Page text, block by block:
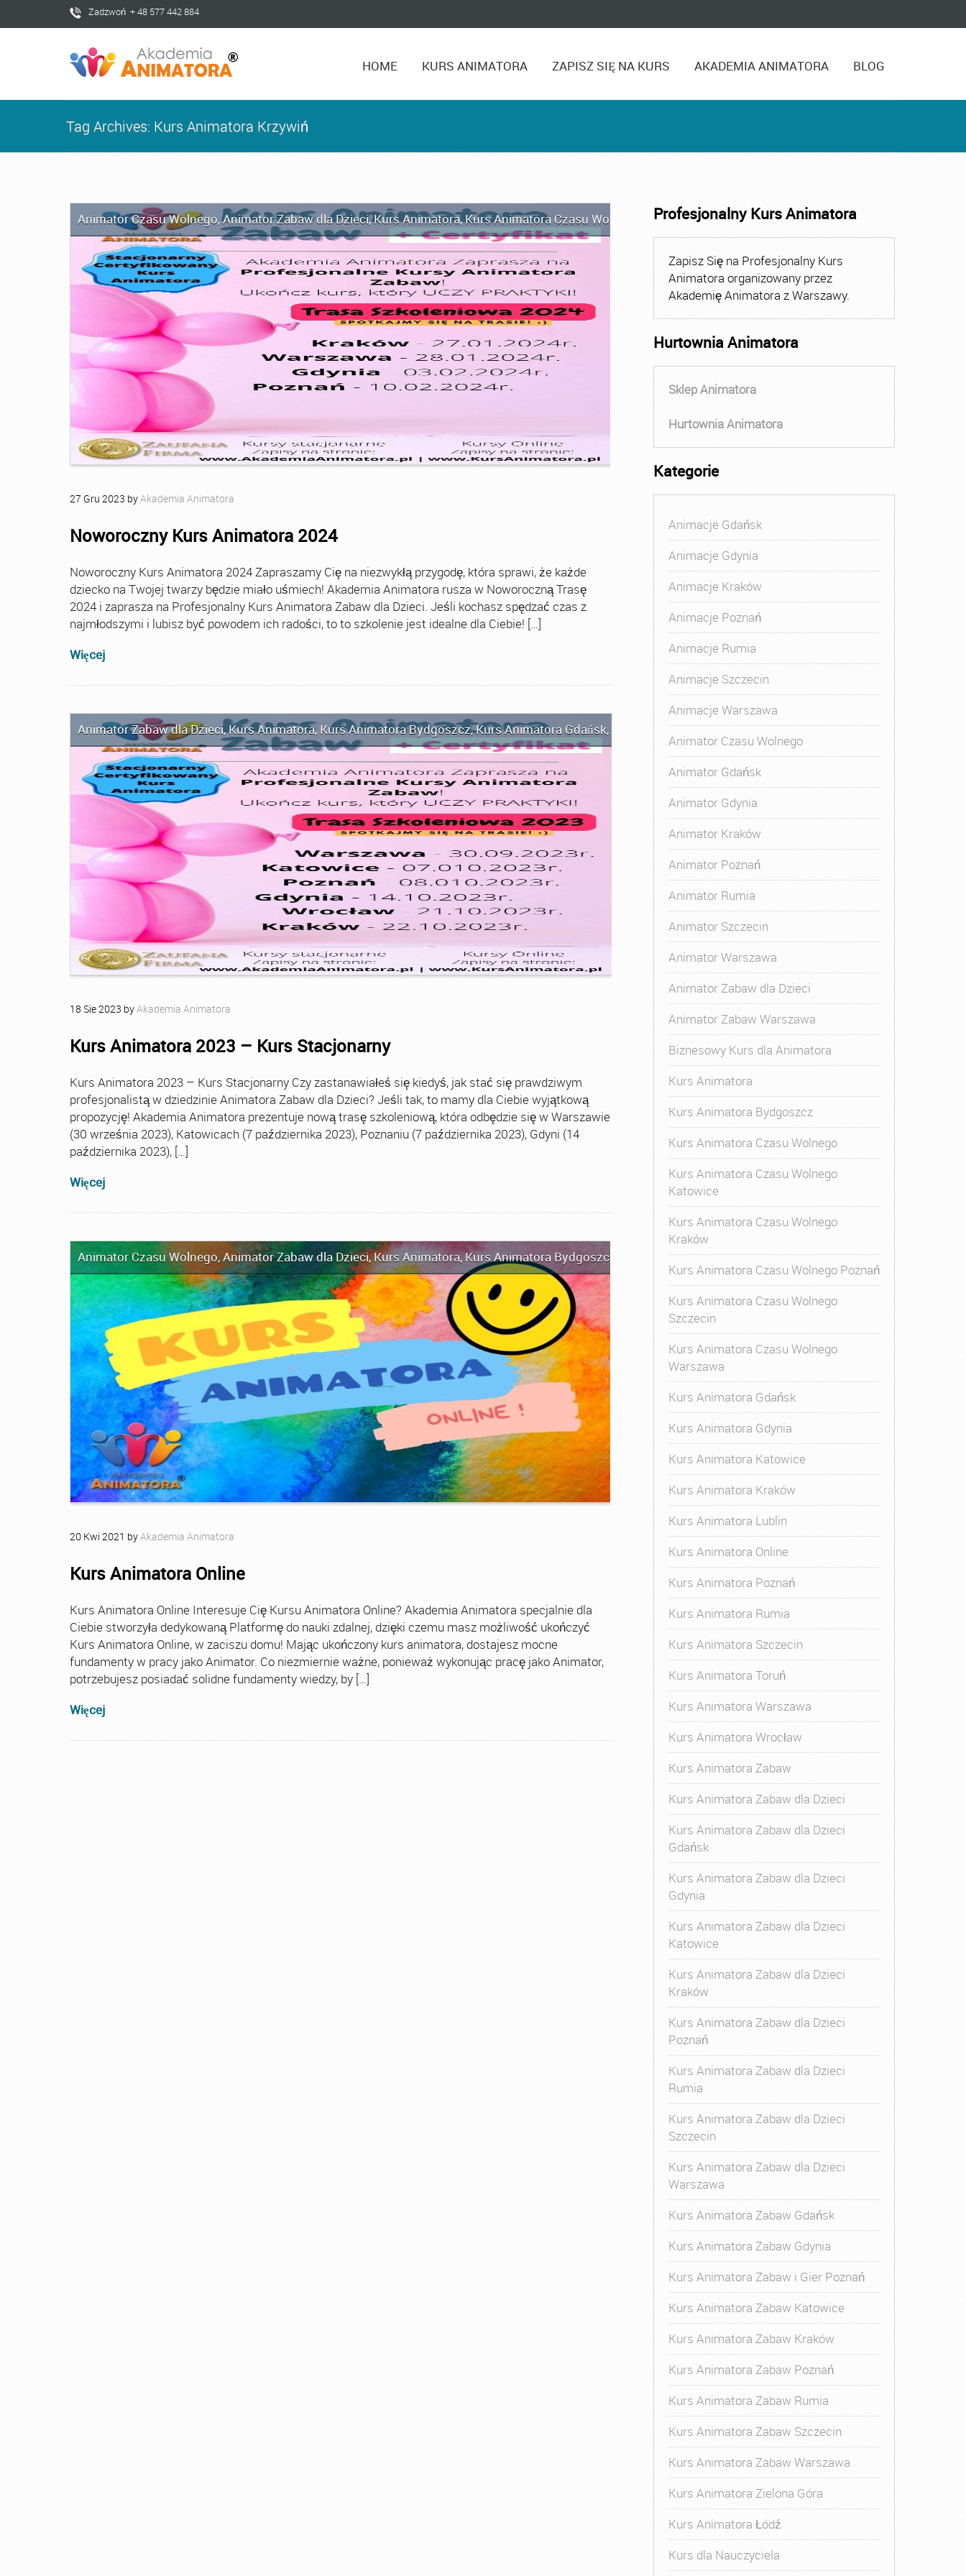
Zadzwoń + 48 577 442 884
HOME KURS ANIMATORA ZAPISZ SIĘ NA KURS AKADEMIA ANIMATORA BLOG
Tag Archives: Kurs Animatora Krzywiń
Animator Czasu Wolnego,Animator Zabaw dla Dzieci,Kurs Animatora,Kurs Animatora Czasu Wolnego Kurs Animatora Czasu Wolnego Warszawa
27 Gru 2023 byAkademia Animatora
Noworoczny Kurs Animatora 2024
Noworoczny Kurs Animatora 2024 Zapraszamy Cię na niezwykłą przygodę, która sprawi, że każde
dziecko na Twojej twarzy będzie miało uśmiech! Akademia Animatora rusza w Noworoczną Trasę
2024 i zaprasza na Profesjonalny Kurs Animatora Zabaw dla Dzieci. Jeśli kochasz spędzać czas z
najmłodszymi i lubisz być powodem ich radości, to to szkolenie jest idealne dla Ciebie! […]
Więcej
Animator Zabaw dla Dzieci,Kurs Animatora, Kurs Animatora Bydgoszcz,Kurs Animatora Gdańsk, Kurs Animatora Gdynia,Kurs Animatora Katowice
18 Sie2023 byAkademia Animatora
Kurs Animatora 2023 – Kurs Stacjonarny
Kurs Animatora 2023 – Kurs Stacjonarny Czy zastanawiałeś się kiedyś, jak stać się prawdziwym
profesjonalistą w dziedzinie Animatora Zabaw dla Dzieci? Jeśli tak, to mamy dla Ciebie wyjątkową
propozycję! Akademia Animatora prezentuje nową trasę szkoleniową, która odbędzie się w Warszawie
(30 września 2023), Katowicach (7 października 2023), Poznaniu (7 października 2023), Gdyni (14
października 2023), […]
Więcej
Animator Czasu Wolnego,Animator Zabaw dla Dzieci,Kurs Animatora,Kurs Animatora Bydgoszcz Kurs Animatora Czasu Wolnego,Kurs Animatora Czasu
20 Kwi 2021 byAkademia Animatora
Kurs Animatora Online
Kurs Animatora Online Interesuje Cię Kursu Animatora Online? Akademia Animatora specjalnie dla
Ciebie stworzyła dedykowaną Platformę do nauki zdalnej, dzięki czemu masz możliwość ukończyć
Kurs Animatora Online, w zaciszu domu! Mając ukończony kurs animatora, dostajesz mocne
fundamenty w pracy jako Animator. Co niezmiernie ważne, ponieważ wykonując pracę jako Animator,
potrzebujesz posiadać solidne fundamenty wiedzy, by […]
Więcej
Profesjonalny Kurs Animatora
Zapisz Się na Profesjonalny Kurs
Animatora organizowany przez
Akademię Animatora z Warszawy.
Hurtownia Animatora
Sklep Animatora
Hurtownia Animatora
Kategorie
Animacje Gdańsk
Animacje Gdynia
Animacje Kraków
Animacje Poznań
Animacje Rumia
Animacje Szczecin
Animacje Warszawa
Animator Czasu Wolnego
Animator Gdańsk
Animator Gdynia
Animator Kraków
Animator Poznań
Animator Rumia
Animator Szczecin
Animator Warszawa
Animator Zabaw dla Dzieci
Animator Zabaw Warszawa
Biznesowy Kurs dla Animatora
Kurs Animatora
Kurs Animatora Bydgoszcz
Kurs Animatora Czasu Wolnego
Kurs Animatora Czasu Wolnego
Katowice
Kurs Animatora Czasu Wolnego
Kraków
Kurs Animatora Czasu Wolnego Poznań
Kurs Animatora Czasu Wolnego
Szczecin
Kurs Animatora Czasu Wolnego
Warszawa
Kurs Animatora Gdańsk
Kurs Animatora Gdynia
Kurs Animatora Katowice
Kurs Animatora Kraków
Kurs Animatora Lublin
Kurs Animatora Online
Kurs Animatora Poznań
Kurs Animatora Rumia
Kurs Animatora Szczecin
Kurs Animatora Toruń
Kurs Animatora Warszawa
Kurs Animatora Wrocław
Kurs Animatora Zabaw
Kurs Animatora Zabaw dla Dzieci
Kurs Animatora Zabaw dla Dzieci
Gdańsk
Kurs Animatora Zabaw dla Dzieci
Gdynia
Kurs Animatora Zabaw dla Dzieci
Katowice
Kurs Animatora Zabaw dla Dzieci
Kraków
Kurs Animatora Zabaw dla Dzieci
Poznań
Kurs Animatora Zabaw dla Dzieci
Rumia
Kurs Animatora Zabaw dla Dzieci
Szczecin
Kurs Animatora Zabaw dla Dzieci
Warszawa
Kurs Animatora Zabaw Gdańsk
Kurs Animatora Zabaw Gdynia
Kurs Animatora Zabaw i Gier Poznań
Kurs Animatora Zabaw Katowice
Kurs Animatora Zabaw Kraków
Kurs Animatora Zabaw Poznań
Kurs Animatora Zabaw Rumia
Kurs Animatora Zabaw Szczecin
Kurs Animatora Zabaw Warszawa
Kurs Animatora Zielona Góra
Kurs Animatora Łódź
Kurs dla Nauczyciela